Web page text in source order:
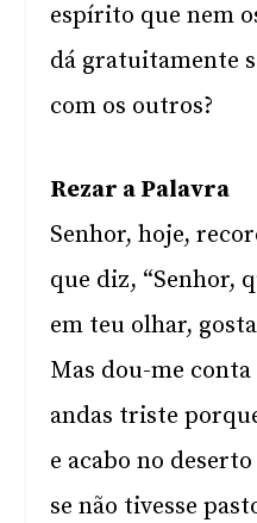
espírito que nem
dá gratuitamente
com os outros?
Rezar a Palavra
Senhor, hoje,
que diz, “Senhor,
em teu olhar,
Mas dou-me
andas triste
e acabo no
se não tivesse